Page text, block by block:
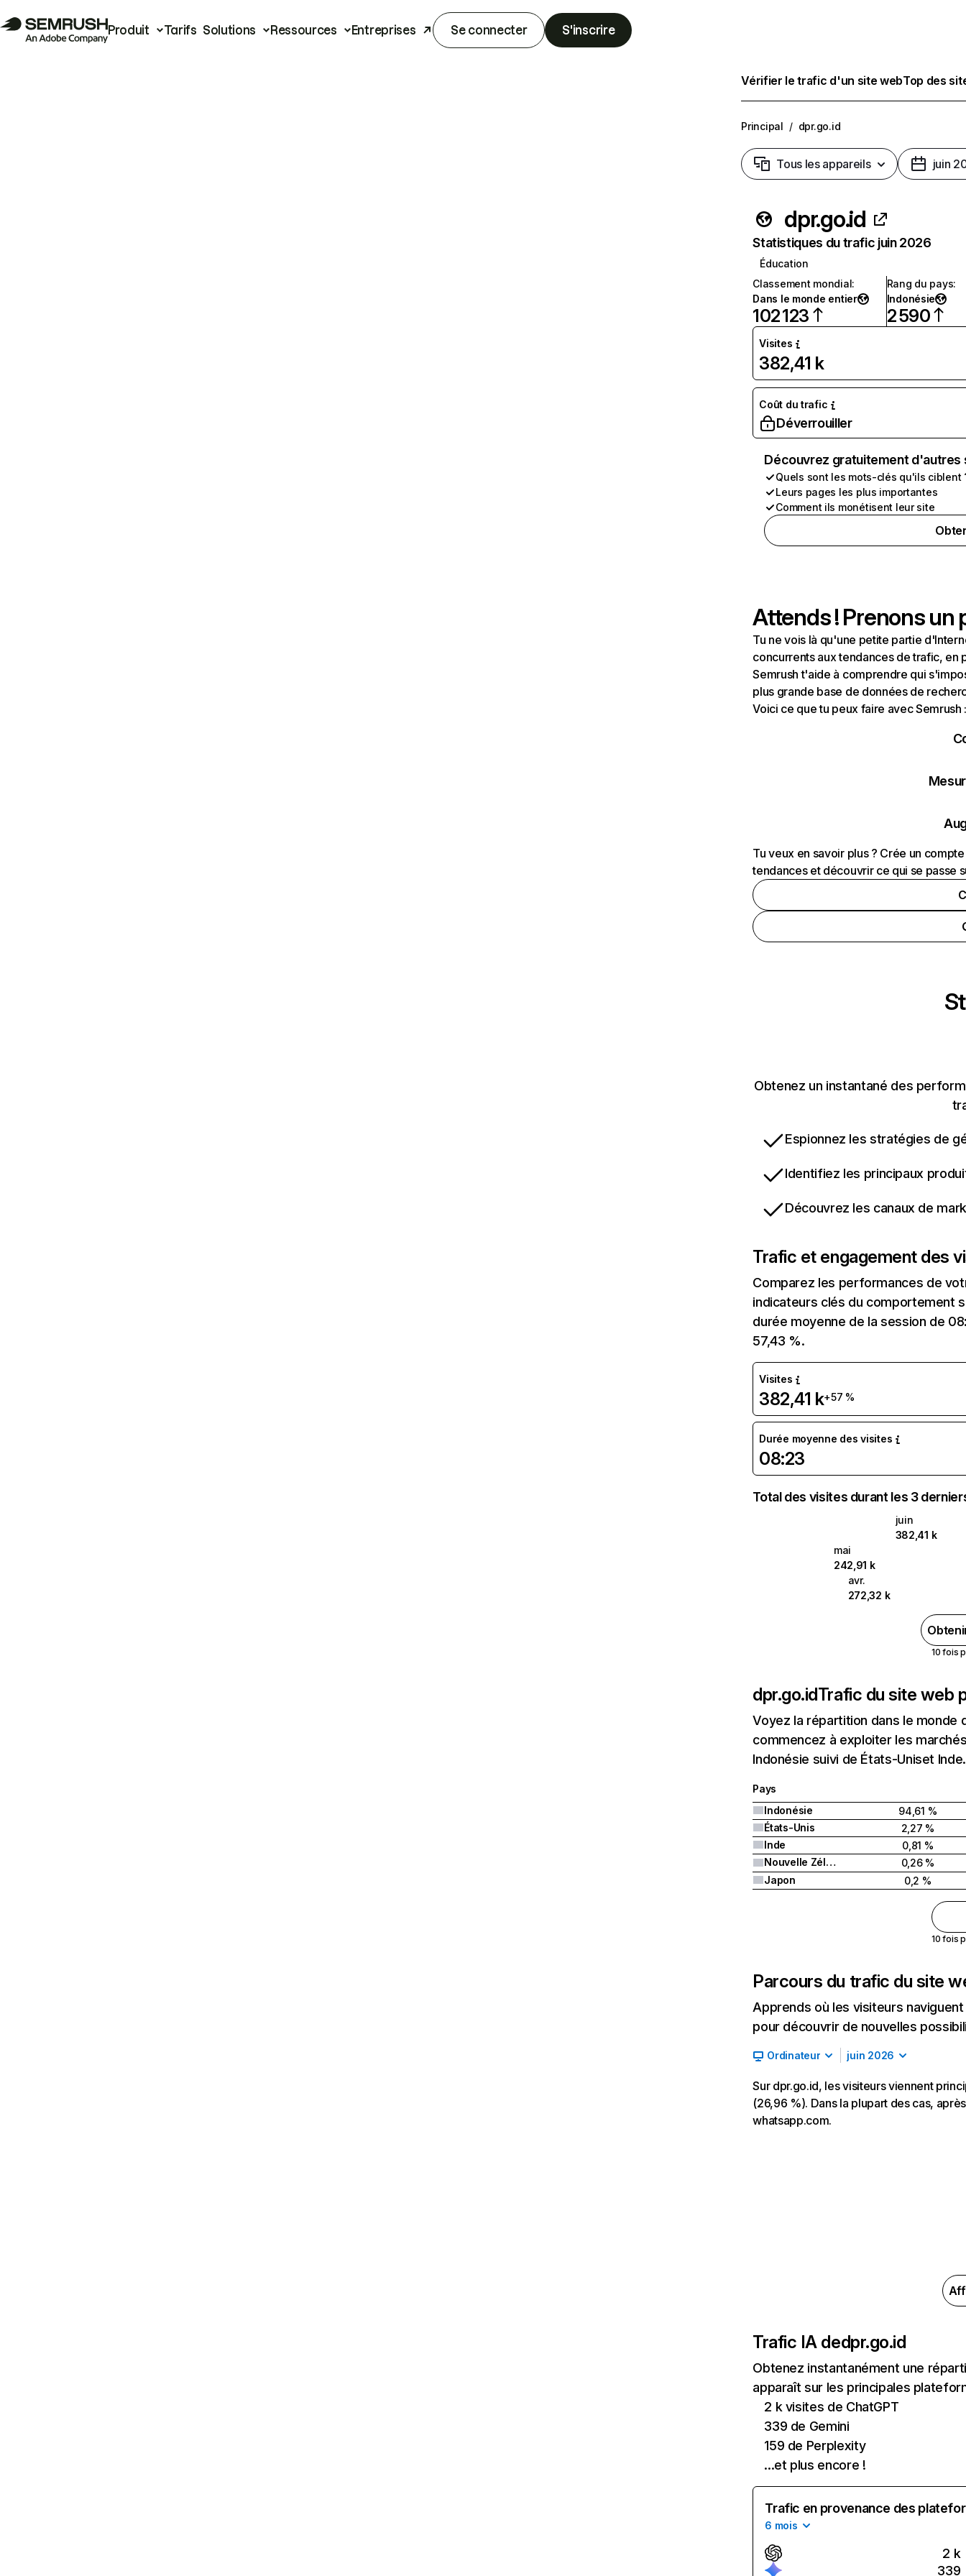
Produit Tarifs Solutions Ressources Entreprises Se connecter S'inscrire
Vérifier le trafic d'un site webTop des
Principal / dpr.go.id
Tous les appareils juin
dpr.go.id
Statistiques du trafic juin 2026
Éducation
Classement mondial:
Dans le monde entier
102 123
Rang du pays:
Indonésie
2 590
Visites
382,41 k
Coût du trafic
Déverrouiller
Découvrez gratuitement
Quels sont les mots-clés qu'ils ciblent
Leurs pages les plus importantes
Comment ils monétisent leur site
Attends ! Prenons un
Tu ne vois là qu'une petite partie
concurrents aux tendances de trafic, en
Semrush t'aide à comprendre qui
plus grande base de données de
Voici ce que tu peux faire avec Semrush
Tu veux en savoir plus ? Crée un
tendances et découvrir ce qui se passe
Obtenez un instantané des
Espionnez les stratégies de
Identifiez les principaux
Découvrez les canaux de
Trafic et engagement des
Comparez les performances de
indicateurs clés du comportement
durée moyenne de la session de
57,43 %.
Visites
382,41 k+57 %
Durée moyenne des visites
08:23
Total des visites durant les 3
juin
382,41 k
mai
242,91 k
avr.
272,32 k
10 fois
dpr.go.idTrafic du site web
Voyez la répartition dans le
commencez à exploiter les
Indonésie suivi de États-Uniset Inde.
Pays
Indonésie
94,61 %
États-Unis
2,27 %
Inde
0,81 %
Nouvelle Zélande
0,26 %
Japon
0,2 %
10 fois
Parcours du trafic du site
Apprends où les visiteurs
pour découvrir de nouvelles
Ordinateur juin 2026
Sur dpr.go.id, les visiteurs viennent
(26,96 %). Dans la plupart des cas,
whatsapp.com.
Trafic IA dedpr.go.id
Obtenez instantanément une
apparaît sur les principales
2 k visites de ChatGPT
339 de Gemini
159 de Perplexity
...et plus encore !
Trafic en provenance des
6 mois
2 k
339